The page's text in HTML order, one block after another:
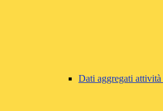
Dati aggregati